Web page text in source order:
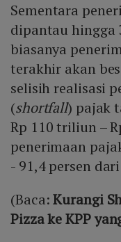
Sementara
dipantau hingga
biasanya
terakhir akan
selisih realisasi
(shortfall) pajak
Rp 110 triliun –
penerimaan
- 91,4 persen
(Baca:Kurangi
Pizza ke KPP